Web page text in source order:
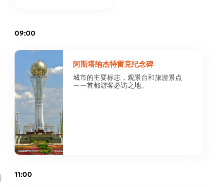
09:00
阿斯塔纳杰特雷克纪念碑
城市的主要标志，观景台和旅游景点
——首都游客必访之地。
11:00